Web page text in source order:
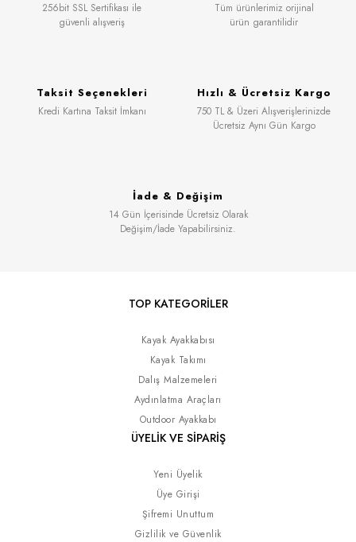
256bit SSL Sertifikası ile
güvenli alışveriş
Tüm ürünlerimiz orijinal
ürün garantilidir
Taksit Seçenekleri
Kredi Kartına Taksit İmkanı
Hızlı & Ücretsiz Kargo
750 TL & Üzeri Alışverişlerinizde
Ücretsiz Aynı Gün Kargo
İade & Değişim
14 Gün İçerisinde Ücretsiz Olarak
Değişim/İade Yapabilirsiniz.
TOP KATEGORİLER
Kayak Ayakkabısı
Kayak Takımı
Dalış Malzemeleri
Aydınlatma Araçları
Outdoor Ayakkabı
ÜYELİK VE SİPARİŞ
Yeni Üyelik
Üye Girişi
Şifremi Unuttum
Gizlilik ve Güvenlik